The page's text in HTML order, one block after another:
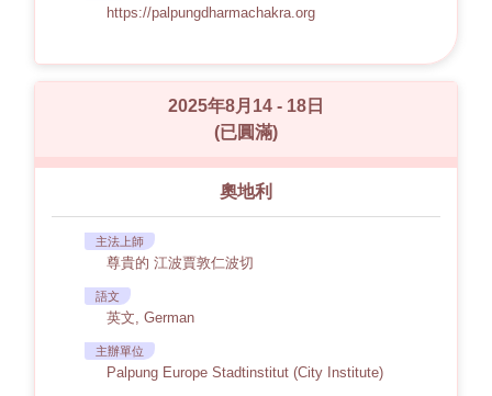
https://palpungdharmachakra.org
2025年8月14 - 18日
(已圓滿)
奧地利
主法上師
尊貴的 江波賈敦仁波切
語文
英文, German
主辦單位
Palpung Europe Stadtinstitut (City Institute)